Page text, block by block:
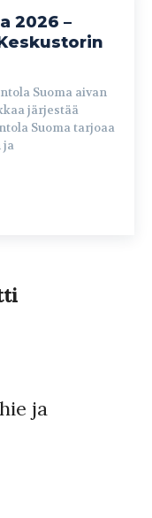
2026 –
Suoma aivan
Suoma tarjoaa
ja
ja